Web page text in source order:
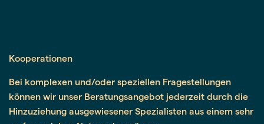
Kooperationen
Bei komplexen und/oder speziellen Fragestellungen
können wir unser Beratungsangebot jederzeit durch die
Hinzuziehung ausgewiesener Spezialisten aus einem sehr